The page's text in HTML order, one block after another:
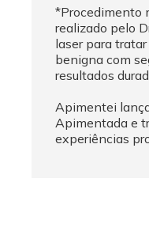
*Procedimento
realizado pelo
laser para
benigna com
resultados
Apimentei
Apimentada e
experiências